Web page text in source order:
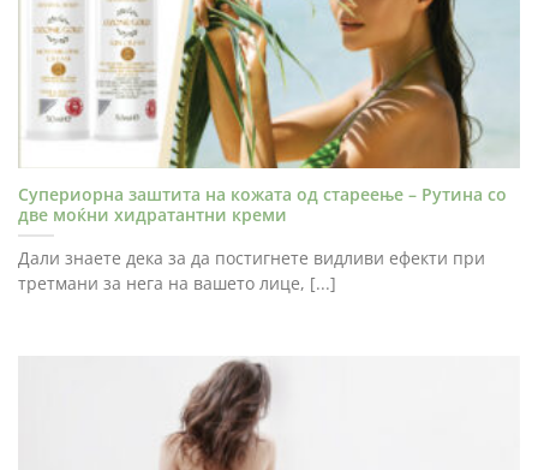
Супериорна заштита на кожата од стареење – Рутина со
две моќни хидратантни креми
Дали знаете дека за да постигнете видливи ефекти при
третмани за нега на вашето лице, [...]